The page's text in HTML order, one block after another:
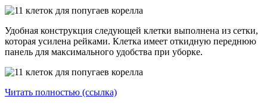
Удобная конструкция следующей клетки выполнена из сетки,
которая усилена рейками. Клетка имеет откидную переднюю
панель для максимального удобства при уборке.
Читать полностью (ссылка)